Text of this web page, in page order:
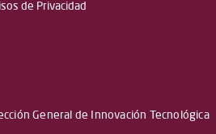
de Privacidad
General de Innovación Tecnológica